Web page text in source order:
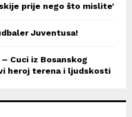
prije nego što mislite’
Juventusa!
Cuci iz Bosanskog
heroj terena i ljudskosti